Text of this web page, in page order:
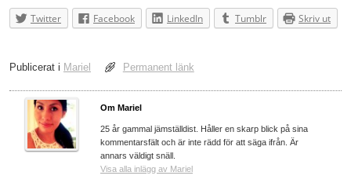
Twitter Facebook LinkedIn Tumblr Skriv ut
Publicerat i Mariel Permanent länk
Om Mariel
25 år gammal jämställdist. Håller en skarp blick på sina
kommentarsfält och är inte rädd för att säga ifrån. Är
annars väldigt snäll.
Visa alla inlägg av Mariel